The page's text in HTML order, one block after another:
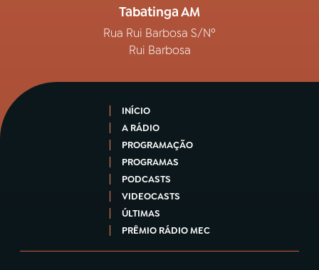
Tabatinga AM
Rua Rui Barbosa S/Nº
Rui Barbosa
INÍCIO
A RÁDIO
PROGRAMAÇÃO
PROGRAMAS
PODCASTS
VIDEOCASTS
ÚLTIMAS
PRÊMIO RÁDIO MEC